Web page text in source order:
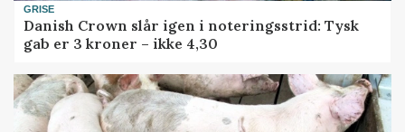
GRISE
Danish Crown slår igen i noteringsstrid: Tysk
gab er 3 kroner – ikke 4,30